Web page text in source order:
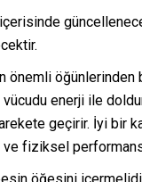
önemli öğünlerinden
vücudu enerji ile
geçirir. İyi bir
fiziksel